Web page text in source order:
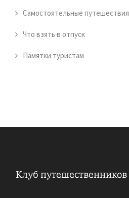
Самостоятельные путешествия
Что взять в отпуск
Памятки туристам